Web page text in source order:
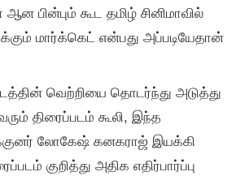
பின்பும் கூட தமிழ் சினிமாவில்
மார்க்கெட் என்பது அப்படியேதான்
வெற்றியை தொடர்ந்து அடுத்து
திரைப்படம் கூலி, இந்த
லோகேஷ் கனகராஜ் இயக்கி
குறித்து அதிக எதிர்பார்ப்பு